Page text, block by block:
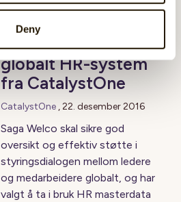
Deny
Saga Welco
implementerte
globalt HR-system
fra CatalystOne
CatalystOne ,22. desember 2016
Saga Welco skal sikre god
oversikt og effektiv støtte i
styringsdialogen mellom ledere
og medarbeidere globalt, og har
valgt å ta i bruk HR masterdata